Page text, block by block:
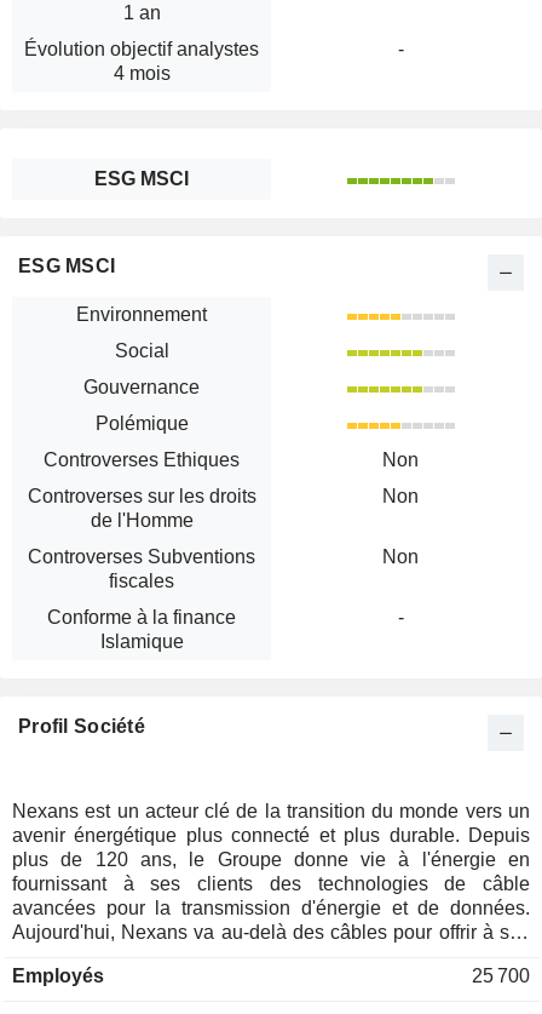
1 an
Évolution objectif analystes
4 mois
-
ESG MSCI
ESG MSCI
Environnement
Social
Gouvernance
Polémique
Controverses Ethiques
Non
Controverses sur les droits
de l'Homme
Non
Controverses Subventions
fiscales
Non
Conforme à la finance
Islamique
-
Profil Société
Nexans est un acteur clé de la transition du monde vers un
avenir énergétique plus connecté et plus durable. Depuis
plus de 120 ans, le Groupe donne vie à l'énergie en
fournissant à ses clients des technologies de câble
avancées pour la transmission d'énergie et de données.
Aujourd'hui, Nexans va au-delà des câbles pour offrir à ses
numérique pour maximiser la performance et l'efficacité de
Employés 25 700